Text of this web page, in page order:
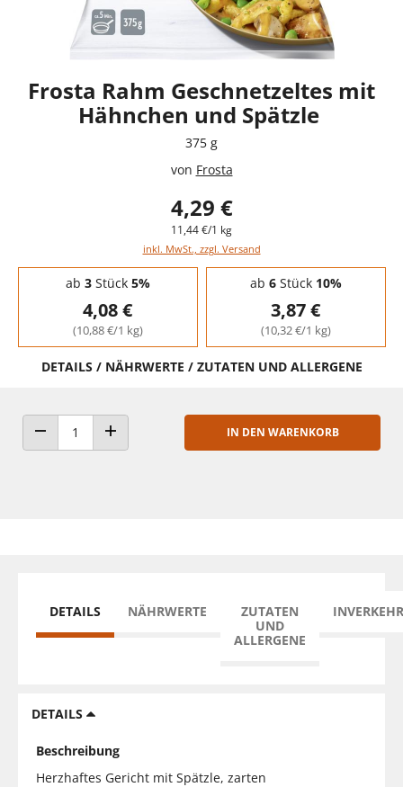
Frosta Rahm Geschnetzeltes mit
Hähnchen und Spätzle
375 g
von Frosta
4,29 €
11,44 €/1 kg
inkl. MwSt., zzgl. Versand
Staffelpreise - Mengenrabatt
ab 3Stück 5%
4,08 €
(10,88 €/1 kg)
ab 6Stück 10%
3,87 €
(10,32 €/1 kg)
DETAILS / NÄHRWERTE / ZUTATEN UND ALLERGENE
ANZAHL VERRINGERNANZAHL ERHÖHEN
IN DEN WARENKORB
DETAILS NÄHRWERTE
ZUTATEN
UND
ALLERGENE
DETAILS
Beschreibung
Herzhaftes Gericht mit Spätzle, zarten